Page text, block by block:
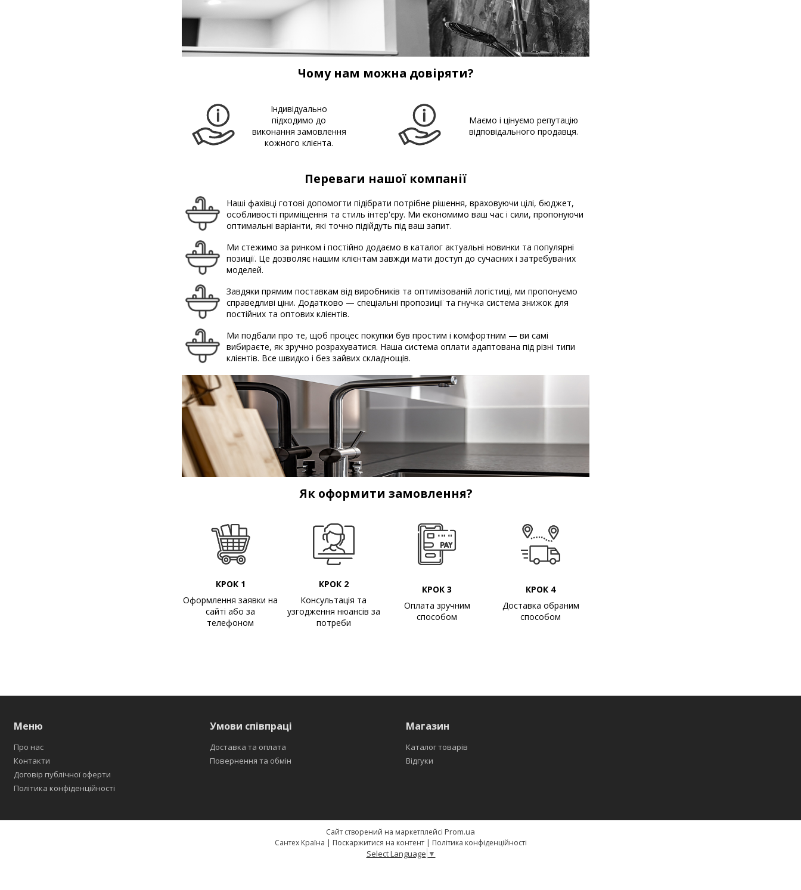
Чому нам можна довіряти?
Індивідуально
підходимо до
виконання замовлення
кожного клієнта.
Маємо і цінуємо репутацію
відповідального продавця.
Переваги нашої компанії
Наші фахівці готові допомогти підібрати потрібне рішення, враховуючи цілі, бюджет,
особливості приміщення та стиль інтер'єру. Ми економимо ваш час і сили, пропонуючи
оптимальні варіанти, які точно підійдуть під ваш запит.
Ми стежимо за ринком і постійно додаємо в каталог актуальні новинки та популярні
позиції. Це дозволяє нашим клієнтам завжди мати доступ до сучасних і затребуваних
моделей.
Завдяки прямим поставкам від виробників та оптимізованій логістиці, ми пропонуємо
справедливі ціни. Додатково — спеціальні пропозиції та гнучка система знижок для
постійних та оптових клієнтів.
Ми подбали про те, щоб процес покупки був простим і комфортним — ви самі
вибираєте, як зручно розрахуватися. Наша система оплати адаптована під різні типи
клієнтів. Все швидко і без зайвих складнощів.
Як оформити замовлення?
КРОК 1
Оформлення заявки на
сайті або за
телефоном
КРОК 2
Консультація та
узгодження нюансів за
потреби
КРОК 3
Оплата зручним
способом
КРОК 4
Доставка обраним
способом
Меню
Про нас
Контакти
Договір публічної оферти
Політика конфіденційності
Умови співпраці
Доставка та оплата
Повернення та обмін
Магазин
Каталог товарів
Відгуки
Сайт створений на маркетплейсі Prom.ua
Сантех Країна | Поскаржитися на контент | Політика конфіденційності
Select Language ▼